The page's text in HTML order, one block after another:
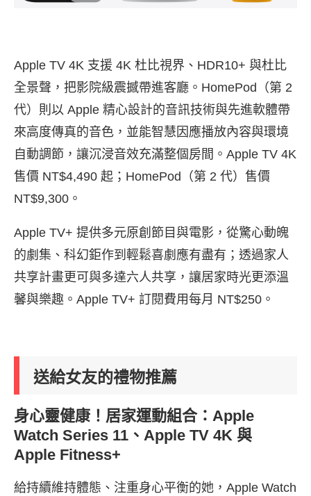
Apple TV 4K 支援 4K 杜比視界、HDR10+ 與杜比
全景聲，把影院級震撼帶進客廳。HomePod（第 2
代）則以 Apple 精心設計的音訊技術與先進軟體帶
來高度傳真的音色，並能智慧因應播放內容與環境
自動調節，讓沉浸音效充滿整個房間。 Apple TV 4K
售價 NT$4,490 起；HomePod（第 2 代）售價
NT$9,300 。
Apple TV+ 提供多元原創節目與電影，從驚心動魄
的劇集、科幻鉅作到輕鬆喜劇應有盡有；透過家人
共享計畫更可與多達六人共享，讓居家時光更添溫
馨與樂趣。 Apple TV+ 訂閱費用每月 NT$250 。
送給女友的禮物推薦
身心靈健康！居家運動組合：Apple
Watch Series 11、Apple TV 4K 與
Apple Fitness+
給持續維持體態、注重身心平衡的她，Apple Watch